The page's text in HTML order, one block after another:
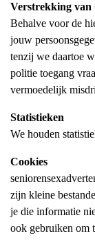
Verstrekking van
Behalve voor de
jouw
tenzij we daartoe
politie toegang
vermoedelijk
Statistieken
We houden
Cookies
zijn kleine
je die informatie
ook gebruiken om